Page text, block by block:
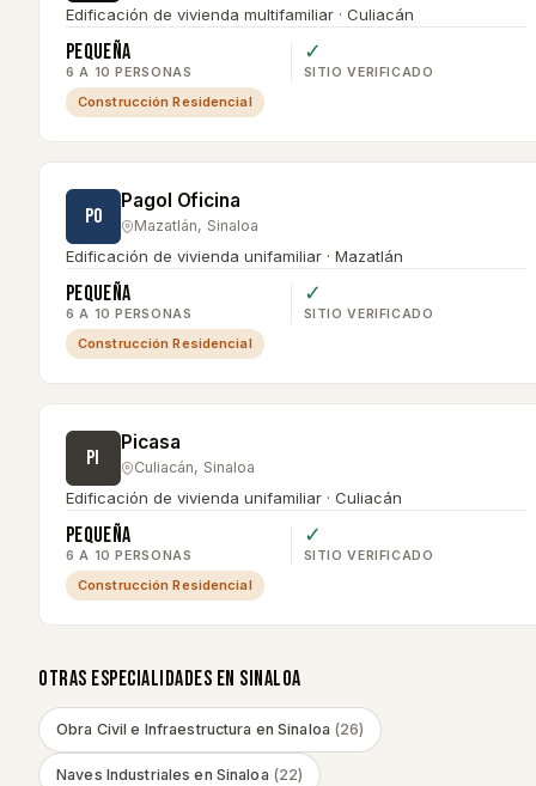
Edificación de vivienda multifamiliar · Culiacán
Pequeña
6 A 10 PERSONAS
✓
SITIO VERIFICADO
Construcción Residencial
PO
Pagol Oficina
Mazatlán, Sinaloa
Edificación de vivienda unifamiliar · Mazatlán
Pequeña
6 A 10 PERSONAS
✓
SITIO VERIFICADO
Construcción Residencial
PI
Picasa
Culiacán, Sinaloa
Edificación de vivienda unifamiliar · Culiacán
Pequeña
6 A 10 PERSONAS
✓
SITIO VERIFICADO
Construcción Residencial
OTRAS ESPECIALIDADES EN SINALOA
Obra Civil e Infraestructura en Sinaloa (26)
Naves Industriales en Sinaloa (22)